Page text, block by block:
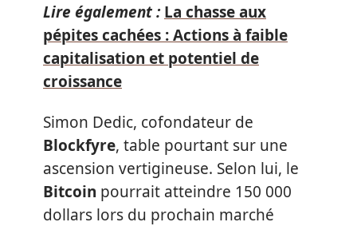
Lire également : La chasse aux
pépites cachées : Actions à faible
capitalisation et potentiel de
croissance
Simon Dedic, cofondateur de
Blockfyre, table pourtant sur une
ascension vertigineuse. Selon lui, le
Bitcoin pourrait atteindre 150 000
dollars lors du prochain marché